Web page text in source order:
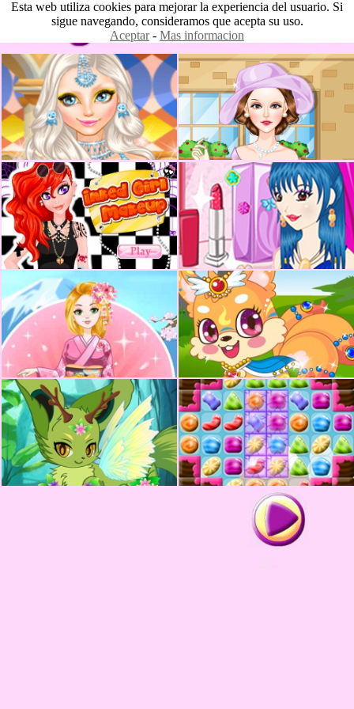
Esta web utiliza cookies para mejorar la experiencia del usuario. Si
sigue navegando, consideramos que acepta su uso.
Aceptar- Mas informacion